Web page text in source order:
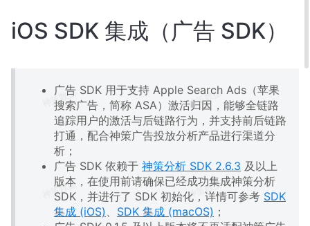
iOS SDK 集成（广告 SDK）
广告 SDK 用于支持 Apple Search Ads（苹果
搜索广告，简称 ASA）激活归因，能够全链路
追踪用户的激活与后链路行为，并支持前后链路
打通，配合神策广告投放分析产品进行渠道分
析；
广告 SDK 依赖于 神策分析 SDK 2.6.3 及以上
版本，在使用前请确保已经成功集成神策分析
SDK，并进行了 SDK 初始化，详情可参考 SDK
集成 (iOS) 、 SDK 集成 (macOS) ；